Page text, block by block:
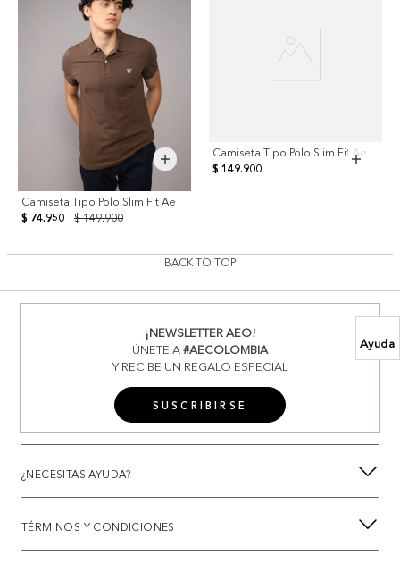
Ayuda
Camiseta Tipo Polo Slim Fit Ae
$ 149.900
$ 74.950
Camiseta Tipo Polo Slim Fit Ae
$ 149.900
BACK TO TOP
¡NEWSLETTER AEO!
ÚNETE A#AECOLOMBIA
Y RECIBE UN REGALO ESPECIAL
SUSCRIBIRSE
¿NECESITAS AYUDA?
TÉRMINOS Y CONDICIONES